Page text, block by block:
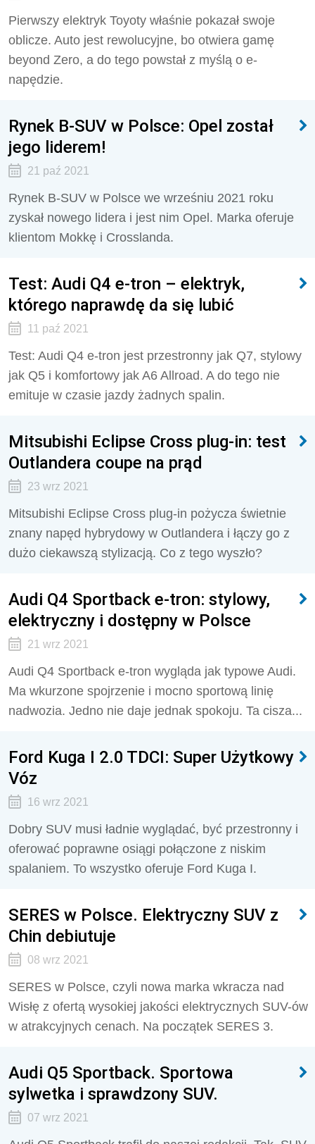
Pierwszy elektryk Toyoty właśnie pokazał swoje
oblicze. Auto jest rewolucyjne, bo otwiera gamę
beyond Zero, a do tego powstał z myślą o e-
napędzie.
Rynek B-SUV w Polsce: Opel został
jego liderem!
21 paź 2021
Rynek B-SUV w Polsce we wrześniu 2021 roku
zyskał nowego lidera i jest nim Opel. Marka oferuje
klientom Mokkę i Crosslanda.
Test: Audi Q4 e-tron – elektryk,
którego naprawdę da się lubić
11 paź 2021
Test: Audi Q4 e-tron jest przestronny jak Q7, stylowy
jak Q5 i komfortowy jak A6 Allroad. A do tego nie
emituje w czasie jazdy żadnych spalin.
Mitsubishi Eclipse Cross plug-in: test
Outlandera coupe na prąd
23 wrz 2021
Mitsubishi Eclipse Cross plug-in pożycza świetnie
znany napęd hybrydowy w Outlandera i łączy go z
dużo ciekawszą stylizacją. Co z tego wyszło?
Audi Q4 Sportback e-tron: stylowy,
elektryczny i dostępny w Polsce
21 wrz 2021
Audi Q4 Sportback e-tron wygląda jak typowe Audi.
Ma wkurzone spojrzenie i mocno sportową linię
nadwozia. Jedno nie daje jednak spokoju. Ta cisza...
Ford Kuga I 2.0 TDCI: Super Użytkowy
Vóz
16 wrz 2021
Dobry SUV musi ładnie wyglądać, być przestronny i
oferować poprawne osiągi połączone z niskim
spalaniem. To wszystko oferuje Ford Kuga I.
SERES w Polsce. Elektryczny SUV z
Chin debiutuje
08 wrz 2021
SERES w Polsce, czyli nowa marka wkracza nad
Wisłę z ofertą wysokiej jakości elektrycznych SUV-ów
w atrakcyjnych cenach. Na początek SERES 3.
Audi Q5 Sportback. Sportowa
sylwetka i sprawdzony SUV.
07 wrz 2021